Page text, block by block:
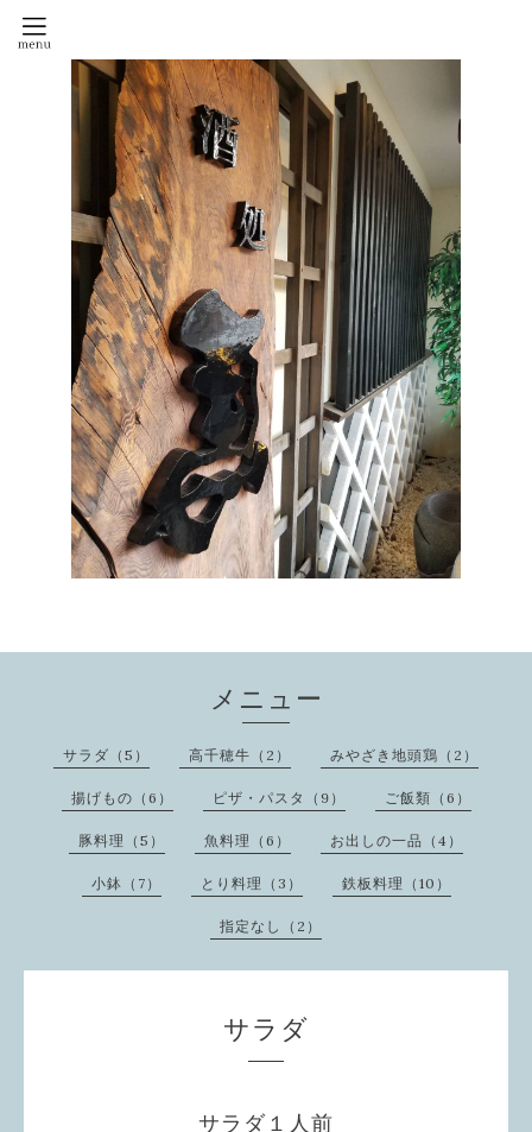
メニュー
サラダ（5） 高千穂牛（2） みやざき地頭鶏（2）
揚げもの（6） ピザ・パスタ（9） ご飯類（6）
豚料理（5） 魚料理（6） お出しの一品（4）
小鉢（7） とり料理（3） 鉄板料理（10）
指定なし（2）
サラダ
サラダ１人前